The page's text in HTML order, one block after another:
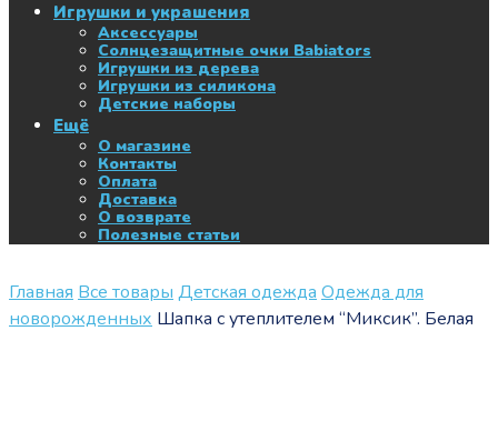
Игрушки и украшения
Аксессуары
Солнцезащитные очки Babiators
Игрушки из дерева
Игрушки из силикона
Детские наборы
Ещё
О магазине
Контакты
Оплата
Доставка
О возврате
Полезные статьи
Главная Все товары Детская одежда Одежда для
новорожденных Шапка с утеплителем “Миксик”. Белая